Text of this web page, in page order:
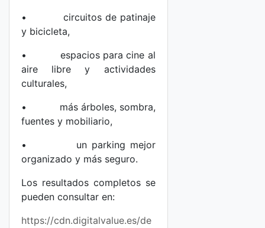
• circuitos de patinaje
y bicicleta,
• espacios para cine al
aire libre y actividades
culturales,
• más árboles, sombra,
fuentes y mobiliario,
• un parking mejor
organizado y más seguro.
Los resultados completos se
pueden consultar en:
https://cdn.digitalvalue.es/de